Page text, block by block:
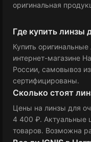
оригинальная
Где купить линзы
Купить
интернет-магазине
России, самовывоз
сертифицированы.
Сколько стоят
Цены на линзы для
4 400 ₽. Актуальные
товаров. Возможна